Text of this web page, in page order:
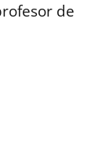
de